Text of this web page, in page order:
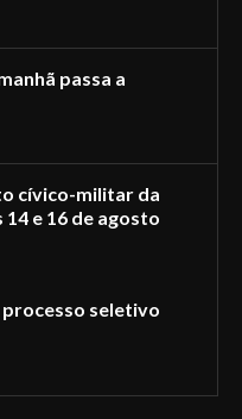
passa a
cívico-militar da
e 16 de agosto
seletivo